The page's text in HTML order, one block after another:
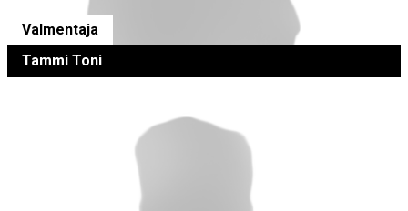
Valmentaja
Tammi Toni